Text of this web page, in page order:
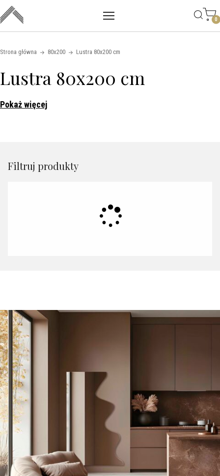
Skip to content
Main mobile navigation
0
Strona główna 80x200 Lustra 80x200 cm
Lustra 80x200 cm
Pokaż więcej
Filtruj produkty